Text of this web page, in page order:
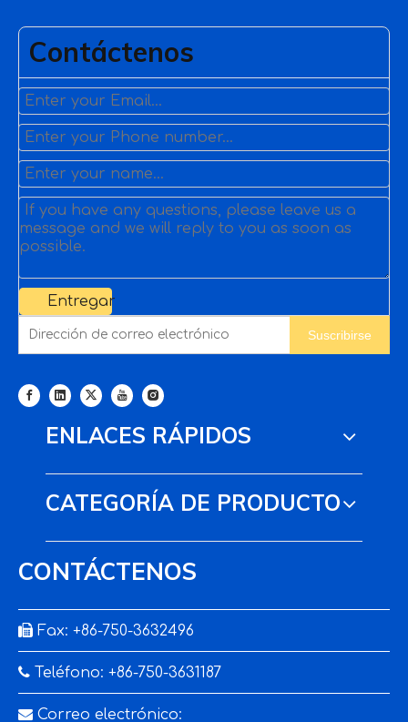
Contáctenos
Entregar
Suscribirse
ENLACES RÁPIDOS
CATEGORÍA DE PRODUCTO
CONTÁCTENOS
 Fax: +86-750-3632496
 Teléfono: +86-750-3631187
 Correo electrónico: